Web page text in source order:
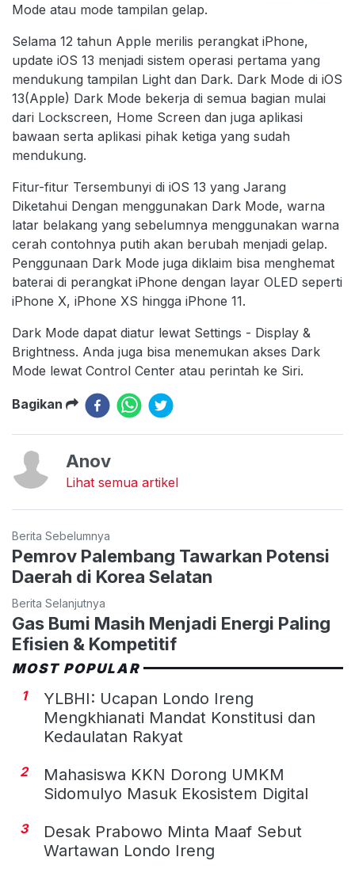
Mode atau mode tampilan gelap.
Selama 12 tahun Apple merilis perangkat iPhone,
update iOS 13 menjadi sistem operasi pertama yang
mendukung tampilan Light dan Dark. Dark Mode di iOS
13(Apple) Dark Mode bekerja di semua bagian mulai
dari Lockscreen, Home Screen dan juga aplikasi
bawaan serta aplikasi pihak ketiga yang sudah
mendukung.
Fitur-fitur Tersembunyi di iOS 13 yang Jarang
Diketahui Dengan menggunakan Dark Mode, warna
latar belakang yang sebelumnya menggunakan warna
cerah contohnya putih akan berubah menjadi gelap.
Penggunaan Dark Mode juga diklaim bisa menghemat
baterai di perangkat iPhone dengan layar OLED seperti
iPhone X, iPhone XS hingga iPhone 11.
Dark Mode dapat diatur lewat Settings - Display &
Brightness. Anda juga bisa menemukan akses Dark
Mode lewat Control Center atau perintah ke Siri.
Bagikan
Anov
Lihat semua artikel
Berita Sebelumnya
Pemrov Palembang Tawarkan Potensi
Daerah di Korea Selatan
Berita Selanjutnya
Gas Bumi Masih Menjadi Energi Paling
Efisien & Kompetitif
MOST POPULAR
1
YLBHI: Ucapan Londo Ireng
Mengkhianati Mandat Konstitusi dan
Kedaulatan Rakyat
2
Mahasiswa KKN Dorong UMKM
Sidomulyo Masuk Ekosistem Digital
3
Desak Prabowo Minta Maaf Sebut
Wartawan Londo Ireng